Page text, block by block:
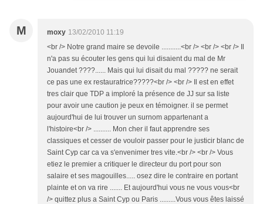
M moxy 13/02/2010 11:19
<br /> Notre grand maire se devoile ...........<br /> <br /> <br /> Il
n'a pas su écouter les gens qui lui disaient du mal de Mr
Jouandet ????...... Mais qui lui disait du mal ????? ne serait
ce pas une ex restauratrice?????<br /> <br /> Il est en effet
tres clair que TDP a imploré la présence de JJ sur sa liste
pour avoir une caution je peux en témoigner. il se permet
aujourd'hui de lui trouver un surnom appartenant a
l'histoire<br /> .......... Mon cher il faut apprendre ses
classiques et cesser de vouloir passer pour le justicir blanc de
Saint Cyp car ca va s'envenimer tres vite.<br /> <br /> Vous
etiez le premier a critiquer le directeur du port pour son
salaire et ses magouilles..... osez dire le contraire en portant
plainte et on va rire ....... Et aujourd'hui vous ne vous vous<br
/> quittez plus a Saint Cyp ou Paris .........Vous vous êtes laissé